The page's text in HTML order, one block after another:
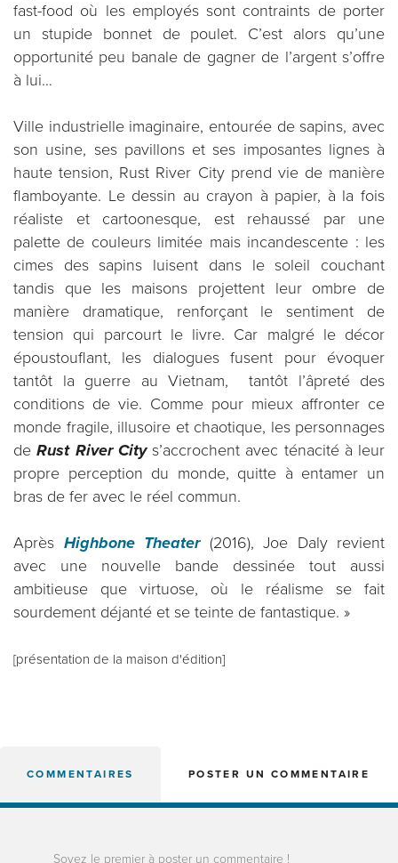
fast-food où les employés sont contraints de porter
un stupide bonnet de poulet. C’est alors qu’une
opportunité peu banale de gagner de l’argent s’offre
à lui…
Ville industrielle imaginaire, entourée de sapins, avec
son usine, ses pavillons et ses imposantes lignes à
haute tension, Rust River City prend vie de manière
flamboyante. Le dessin au crayon à papier, à la fois
réaliste et cartoonesque, est rehaussé par une
palette de couleurs limitée mais incandescente : les
cimes des sapins luisent dans le soleil couchant
tandis que les maisons projettent leur ombre de
manière dramatique, renforçant le sentiment de
tension qui parcourt le livre. Car malgré le décor
époustouflant, les dialogues fusent pour évoquer
tantôt la guerre au Vietnam, tantôt l’âpreté des
conditions de vie. Comme pour mieux affronter ce
monde fragile, illusoire et chaotique, les personnages
deRust River Citys’accrochent avec ténacité à leur
propre perception du monde, quitte à entamer un
bras de fer avec le réel commun.
Après Highbone Theater (2016), Joe Daly revient
avec une nouvelle bande dessinée tout aussi
ambitieuse que virtuose, où le réalisme se fait
sourdement déjanté et se teinte de fantastique. »
[présentation de la maison d'édition]
COMMENTAIRES POSTER UN COMMENTAIRE
Soyez le premier à poster un commentaire !